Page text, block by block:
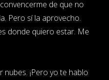
de que no
Pero sí la aprovecho.
donde quiero estar. Me
¡Pero yo te hablo